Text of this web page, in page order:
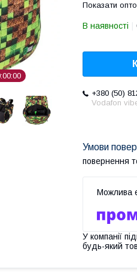
00 00
Показати
В наявності
+380 (50)
Vodafon
повернення
У компанії
будь-який